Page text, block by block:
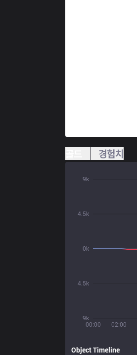
경험치
00:00 02:00
9k
4.5k
0k
4.5k
9k
Object Timeline